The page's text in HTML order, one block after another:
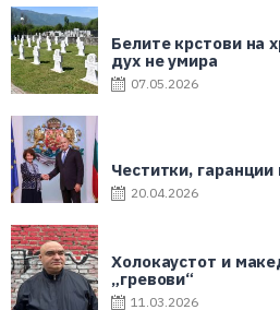
Белите крстови на
дух не умира
07.05.2026
Честитки,
20.04.2026
Холокаустот и
„гревови“
11.03.2026